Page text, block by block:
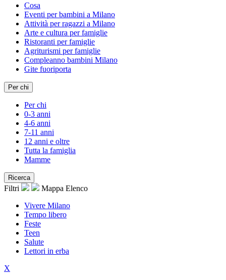
Cosa
Eventi per bambini a Milano
Attività per ragazzi a Milano
Arte e cultura per famiglie
Ristoranti per famiglie
Agriturismi per famiglie
Compleanno bambini Milano
Gite fuoriporta
Per chi
Per chi
0-3 anni
4-6 anni
7-11 anni
12 anni e oltre
Tutta la famiglia
Mamme
Ricerca
Filtri Mappa Elenco
Vivere Milano
Tempo libero
Feste
Teen
Salute
Lettori in erba
X